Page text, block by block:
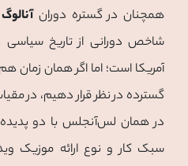
همچنان در گستره دورانآنالوگ
شاخص دورانی از تاریخ سیاسی
آمریکا است؛ اما اگر همان
گسترده در نظر قرار دهیم،‌ در
در همان لس‌آنجلس با دو پدیده
سبک‌ کار و نوع ارائه موزیک